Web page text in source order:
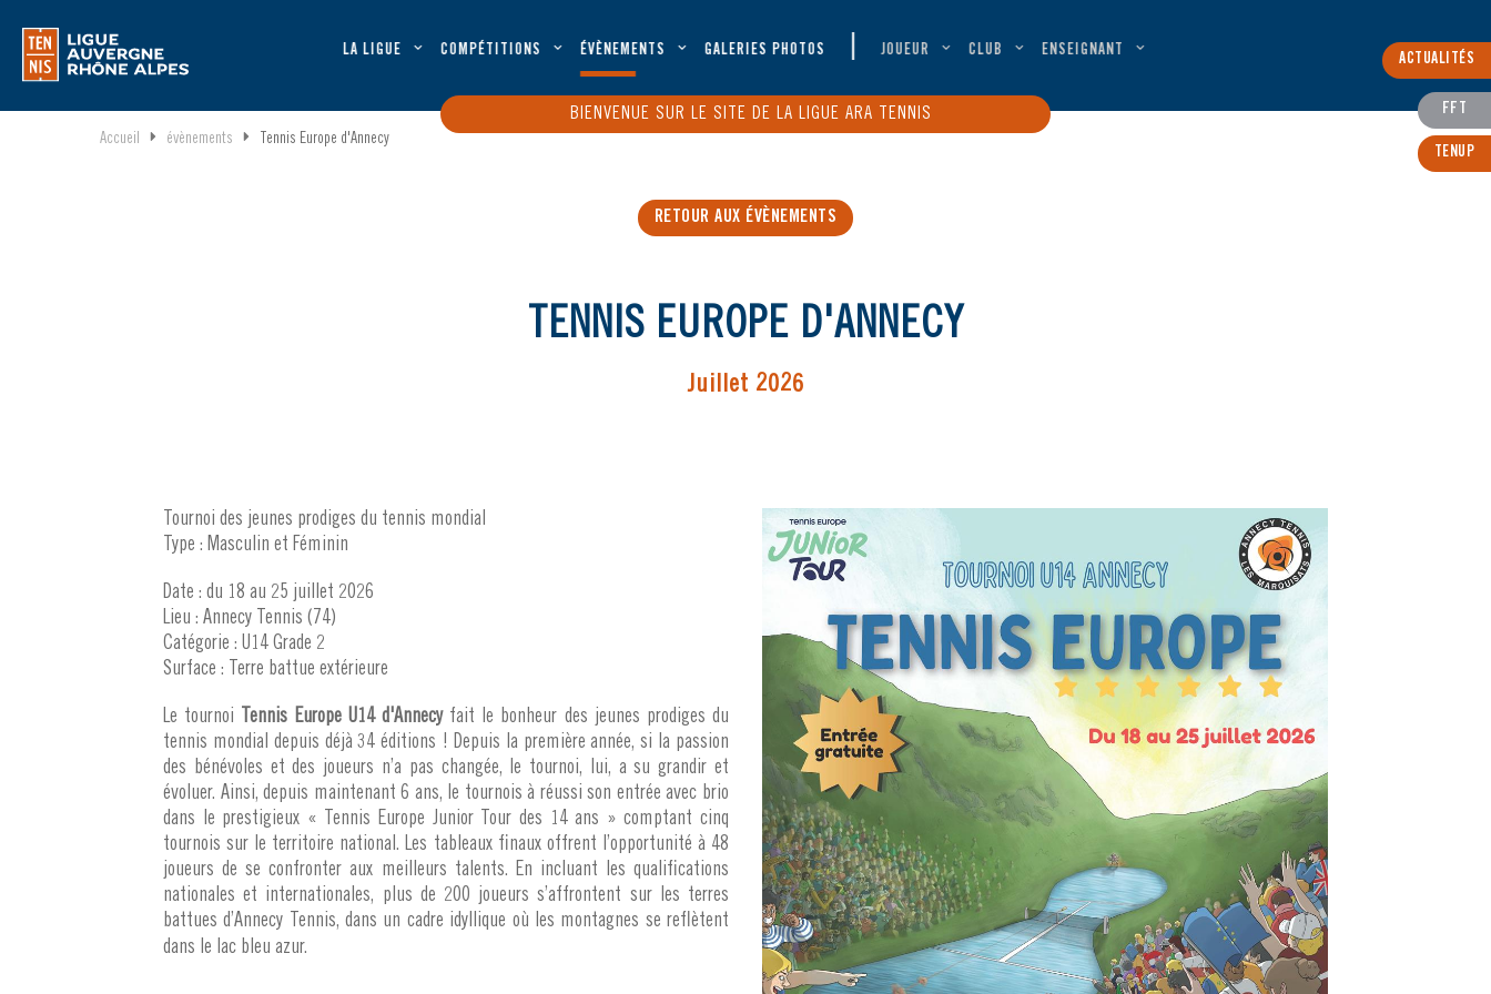
LA LIGUE COMPÉTITIONS ÉVÈNEMENTS GALERIES PHOTOS JOUEUR CLUB ENSEIGNANT
ACTUALITÉS
BIENVENUE SUR LE SITE DE LA LIGUE ARA TENNIS FFT
TENUP
Accueil évènements Tennis Europe d'Annecy
RETOUR AUX ÉVÈNEMENTS
TENNIS EUROPE D'ANNECY
Juillet 2026
Tournoi des jeunes prodiges du tennis mondial
Type : Masculin et Féminin
Date : du 18 au 25 juillet 2026
Lieu : Annecy Tennis (74)
Catégorie : U14 Grade 2
Surface : Terre battue extérieure
Le tournoi Tennis Europe U14 d'Annecyfait le bonheur des jeunes prodiges du
tennis mondial depuis déjà 34 éditions ! Depuis la première année, si la passion
des bénévoles et des joueurs n’a pas changée, le tournoi, lui, a su grandir et
évoluer. Ainsi, depuis maintenant 6 ans, le tournois à réussi son entrée avec brio
dans le prestigieux « Tennis Europe Junior Tour des 14 ans » comptant cinq
tournois sur le territoire national. Les tableaux finaux offrent l’opportunité à 48
joueurs de se confronter aux meilleurs talents. En incluant les qualifications
nationales et internationales, plus de 200 joueurs s’affrontent sur les terres
battues d’Annecy Tennis, dans un cadre idyllique où les montagnes se reflètent
dans le lac bleu azur.